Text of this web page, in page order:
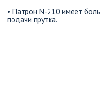
• Патрон N-210 имеет
подачи прутка.